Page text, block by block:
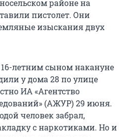
районе на
пистолет. Они
изыскания двух
летним сыном накануне
у дома 28 по улице
ИА «Агентство
(АЖУР) 29 июня.
человек забрал,
с наркотиками. Но и